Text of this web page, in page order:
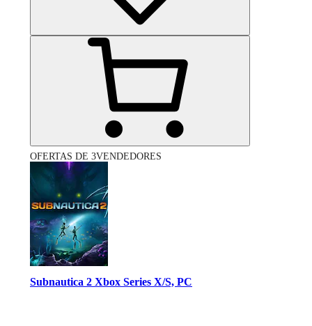
OFERTAS DE 3VENDEDORES
Subnautica 2 Xbox Series X/S, PC